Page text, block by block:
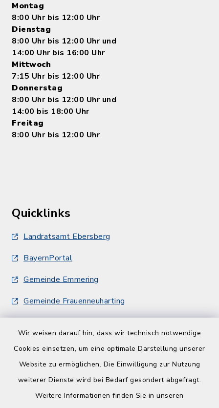
Wir weisen darauf hin, dass wir technisch notwendige
Cookies einsetzen, um eine optimale Darstellung unserer
Website zu ermöglichen. Die Einwilligung zur Nutzung
weiterer Dienste wird bei Bedarf gesondert abgefragt.
Weitere Informationen finden Sie in unseren
Montag
8:00 Uhr bis 12:00 Uhr
Dienstag
8:00 Uhr bis 12:00 Uhr und
14:00 Uhr bis 16:00 Uhr
Mittwoch
7:15 Uhr bis 12:00 Uhr
Donnerstag
8:00 Uhr bis 12:00 Uhr und
14:00 bis 18:00 Uhr
Freitag
8:00 Uhr bis 12:00 Uhr
Quicklinks
Landratsamt Ebersberg
BayernPortal
Gemeinde Emmering
Gemeinde Frauenneuharting
Barrierefreiheit